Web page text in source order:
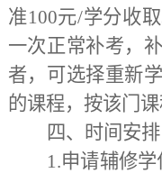
准100元/学分收
一次正常补考，
者，可选择重新
的课程，按该门
四、时间安排
1.申请辅修